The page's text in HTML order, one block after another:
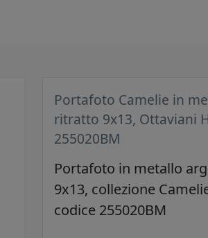
Portafoto Camelie in
ritratto 9x13, Ottaviani
255020BM
Portafoto in metallo
9x13, collezione
codice 255020BM